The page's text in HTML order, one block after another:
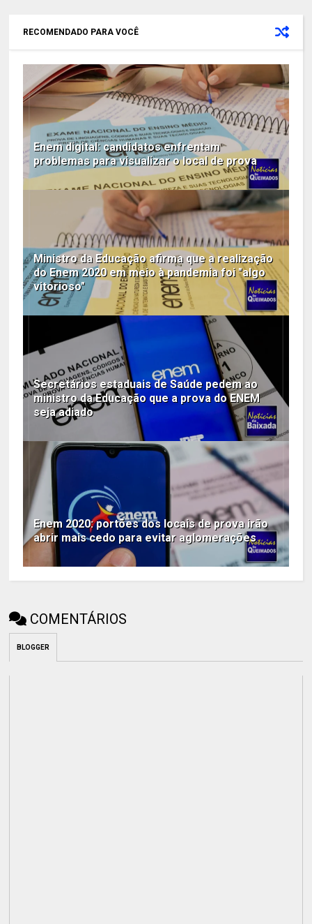
RECOMENDADO PARA VOCÊ
Enem digital: candidatos enfrentam
problemas para visualizar o local de prova
Ministro da Educação afirma que a realização
do Enem 2020 em meio à pandemia foi "algo
vitorioso"
Secretários estaduais de Saúde pedem ao
ministro da Educação que a prova do ENEM
seja adiado
Enem 2020: portões dos locais de prova irão
abrir mais cedo para evitar aglomerações
COMENTÁRIOS
BLOGGER